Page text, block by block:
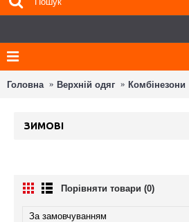
Головна Верхній одяг Комбінезони
ЗИМОВІ
Порівняти товари (0)